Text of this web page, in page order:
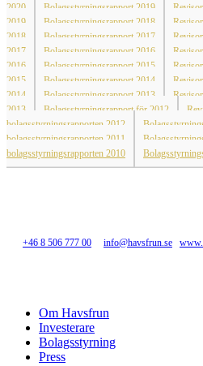
2020
Bolagsstyrningsrapport 2019
2019
Bolagsstyrningsrapport 2018
2018
Bolagsstyrningsrapport 2017
2017
Bolagsstyrningsrapport 2016
2016
Bolagsstyrningsrapport 2015
2015
Bolagsstyrningsrapport 2014
2014
Bolagsstyrningsrapport 2013
2013
Bolagsstyrningsrapport för 2012
bolagsstyrningsrapporten 2012
bolagsstyrningsrapporten 2011
bolagsstyrningsrapporten 2010
+46 8 506 777 00 info@havsfrun.se
Close
Menu
Om Havsfrun
Investerare
Bolagsstyrning
Press